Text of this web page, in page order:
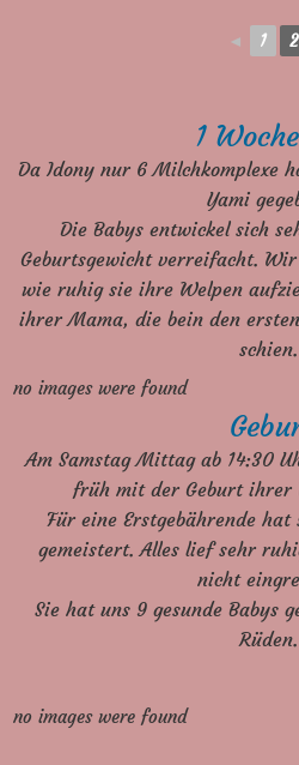
◄ 1 2
1
Da Idony nur 6 Milchkomplexe
Yami
Die Babys entwickel sich
Geburtsgewicht verreifacht.
wie ruhig sie ihre Welpen
ihrer Mama, die bein den
schien.
no images were found
Am Samstag Mittag ab 14:30
früh mit der Geburt ihrer
Für eine Erstgebährende
gemeistert. Alles lief sehr
nicht
Sie hat uns 9 gesunde Babys
Rüden.
no images were found